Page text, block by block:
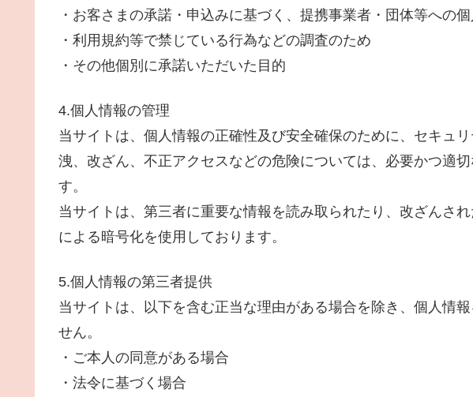
・お客さまの承諾・申込みに基づく、提携事業者・団体等への
・利用規約等で禁じている行為などの調査のため
・その他個別に承諾いただいた目的
4.個人情報の管理
当サイトは、個人情報の正確性及び安全確保のために、セキュ
洩、改ざん、不正アクセスなどの危険については、必要かつ適
す。
当サイトは、第三者に重要な情報を読み取られたり、改ざんさ
による暗号化を使用しております。
5.個人情報の第三者提供
当サイトは、以下を含む正当な理由がある場合を除き、個人情
せん。
・ご本人の同意がある場合
・法令に基づく場合